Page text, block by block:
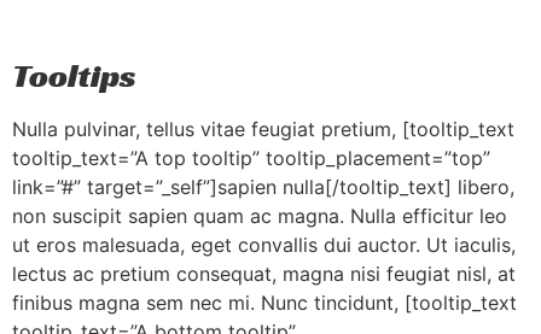
Tooltips
Nulla pulvinar, tellus vitae feugiat pretium, [tooltip_text
tooltip_text=”A top tooltip” tooltip_placement=”top”
link=”#” target=”_self”]sapien nulla[/tooltip_text] libero,
non suscipit sapien quam ac magna. Nulla efficitur leo
ut eros malesuada, eget convallis dui auctor. Ut iaculis,
lectus ac pretium consequat, magna nisi feugiat nisl, at
finibus magna sem nec mi. Nunc tincidunt, [tooltip_text